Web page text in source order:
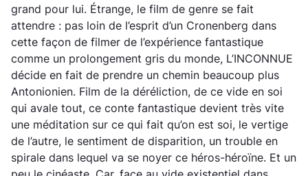
grand pour lui. Étrange, le film de genre se fait
attendre : pas loin de l’esprit d’un Cronenberg dans
cette façon de filmer de l’expérience fantastique
comme un prolongement gris du monde, L’INCONNUE
décide en fait de prendre un chemin beaucoup plus
Antonionien. Film de la déréliction, de ce vide en soi
qui avale tout, ce conte fantastique devient très vite
une méditation sur ce qui fait qu’on est soi, le vertige
de l’autre, le sentiment de disparition, un trouble en
spirale dans lequel va se noyer ce héros-héroïne. Et un